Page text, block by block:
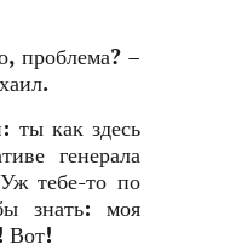
проблема? –
ты как здесь
генерала
тебе-то по
знать: моя
Вот!